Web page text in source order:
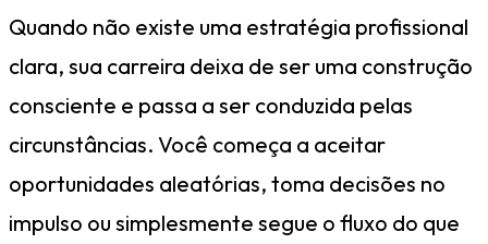
Quando não existe uma estratégia profissional
clara, sua carreira deixa de ser uma construção
consciente e passa a ser conduzida pelas
circunstâncias. Você começa a aceitar
oportunidades aleatórias, toma decisões no
impulso ou simplesmente segue o fluxo do que